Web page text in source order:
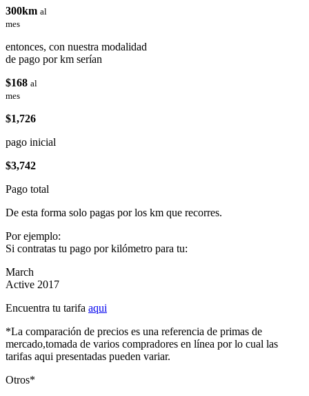
300km al
mes
entonces, con nuestra modalidad
de pago por km serían
$168 al
mes
$1,726
pago inicial
$3,742
Pago total
De esta forma solo pagas por los km que recorres.
Por ejemplo:
Si contratas tu pago por kilómetro para tu:
March
Active 2017
Encuentra tu tarifa aqui
*La comparación de precios es una referencia de primas de
mercado,tomada de varios compradores en línea por lo cual las
tarifas aqui presentadas pueden variar.
Otros*